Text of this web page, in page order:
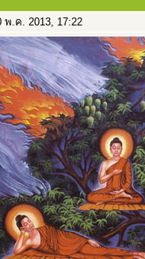
พ.ค. 2013, 17:22